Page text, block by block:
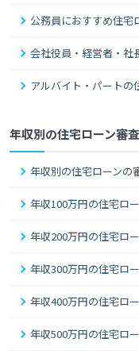
公務員におすすめ住宅
会社役員・経営者・社
アルバイト・パートの
年収別の住宅ローン審査
年収別の住宅ローンの
年収100万円の住宅ロ
年収200万円の住宅ロ
年収300万円の住宅ロ
年収400万円の住宅ロ
年収500万円の住宅ロ